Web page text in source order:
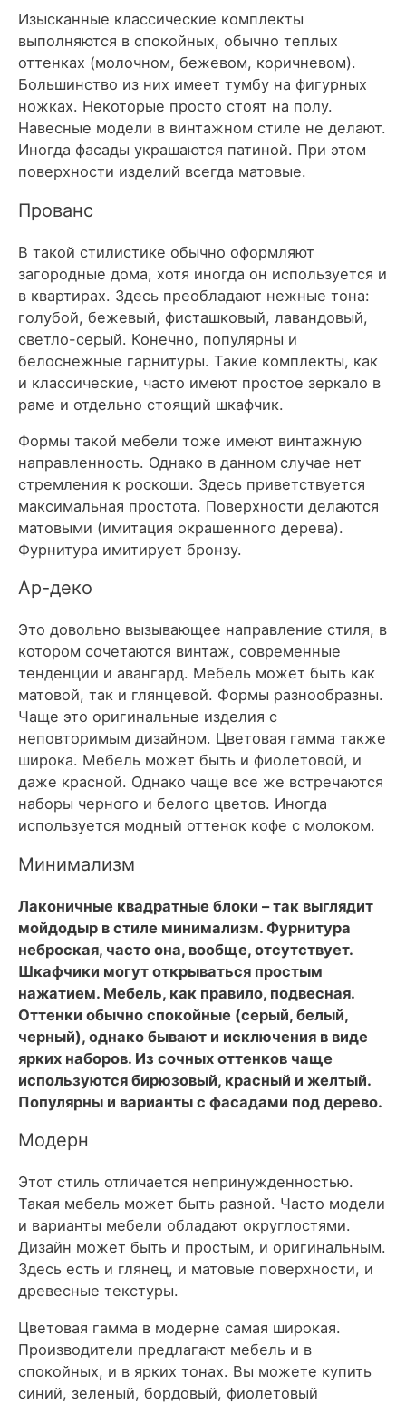
Изысканные классические комплекты
выполняются в спокойных, обычно теплых
оттенках (молочном, бежевом, коричневом).
Большинство из них имеет тумбу на фигурных
ножках. Некоторые просто стоят на полу.
Навесные модели в винтажном стиле не делают.
Иногда фасады украшаются патиной. При этом
поверхности изделий всегда матовые.
Прованс
В такой стилистике обычно оформляют
загородные дома, хотя иногда он используется и
в квартирах. Здесь преобладают нежные тона:
голубой, бежевый, фисташковый, лавандовый,
светло-серый. Конечно, популярны и
белоснежные гарнитуры. Такие комплекты, как
и классические, часто имеют простое зеркало в
раме и отдельно стоящий шкафчик.
Формы такой мебели тоже имеют винтажную
направленность. Однако в данном случае нет
стремления к роскоши. Здесь приветствуется
максимальная простота. Поверхности делаются
матовыми (имитация окрашенного дерева).
Фурнитура имитирует бронзу.
Ар-деко
Это довольно вызывающее направление стиля, в
котором сочетаются винтаж, современные
тенденции и авангард. Мебель может быть как
матовой, так и глянцевой. Формы разнообразны.
Чаще это оригинальные изделия с
неповторимым дизайном. Цветовая гамма также
широка. Мебель может быть и фиолетовой, и
даже красной. Однако чаще все же встречаются
наборы черного и белого цветов. Иногда
используется модный оттенок кофе с молоком.
Минимализм
Лаконичные квадратные блоки – так выглядит
мойдодыр в стиле минимализм. Фурнитура
неброская, часто она, вообще, отсутствует.
Шкафчики могут открываться простым
нажатием. Мебель, как правило, подвесная.
Оттенки обычно спокойные (серый, белый,
черный), однако бывают и исключения в виде
ярких наборов. Из сочных оттенков чаще
используются бирюзовый, красный и желтый.
Популярны и варианты с фасадами под дерево.
Модерн
Этот стиль отличается непринужденностью.
Такая мебель может быть разной. Часто модели
и варианты мебели обладают округлостями.
Дизайн может быть и простым, и оригинальным.
Здесь есть и глянец, и матовые поверхности, и
древесные текстуры.
Цветовая гамма в модерне самая широкая.
Производители предлагают мебель и в
спокойных, и в ярких тонах. Вы можете купить
синий, зеленый, бордовый, фиолетовый